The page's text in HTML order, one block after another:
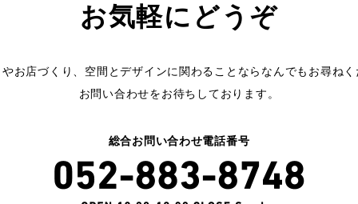
お気軽にどうぞ
お店づくり、空間とデザインに関わることならなんでもお尋ね
お問い合わせをお待ちしております。
総合お問い合わせ電話番号